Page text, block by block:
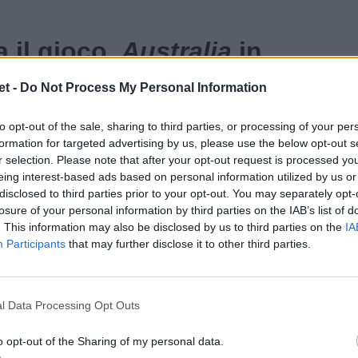
- Do Not Process My Personal Information
opt-out of the sale, sharing to third parties, or processing of your
for targeted advertising by us, please use the below opt-out
selection. Please note that after your opt-out request is processed
interest-based ads based on personal information utilized by us
to third parties prior to your opt-out. You may separately
of your personal information by third parties on the IAB’s list of
This information may also be disclosed by us to third parties on the
Participants that may further disclose it to other third parties.
Data Processing Opt Outs
opt-out of the Sharing of my personal data.
il gioco,Australiain
sull'Accor Stadium di Sydney cade una
subito, tanta pressione nella percussione
offload perDylan Pietschche vola
il Tour di Maro Itoje : il capitano lascia il